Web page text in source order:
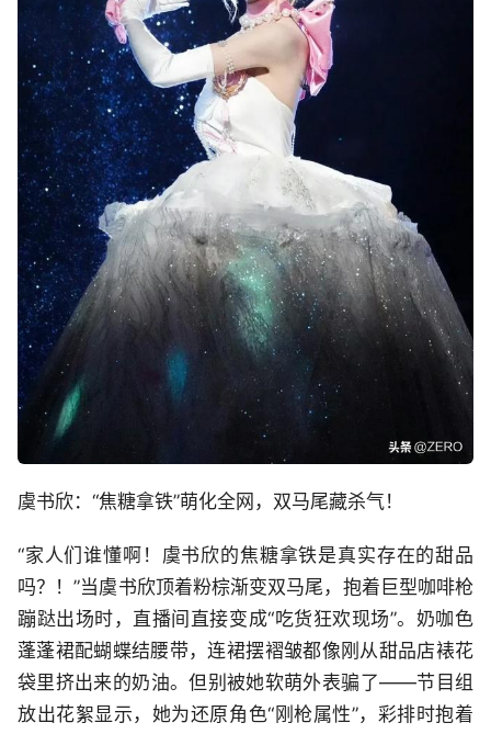
虞书欣：“焦糖拿铁”萌化全网，双马尾藏杀气！
“家人们谁懂啊！虞书欣的焦糖拿铁是真实存在的甜品
吗？！”当虞书欣顶着粉棕渐变双马尾，抱着巨型咖啡枪
蹦跶出场时，直播间直接变成“吃货狂欢现场”。奶咖色
蓬蓬裙配蝴蝶结腰带，连裙摆褶皱都像刚从甜品店裱花
袋里挤出来的奶油。但别被她软萌外表骗了——节目组
放出花絮显示，她为还原角色“刚枪属性”，彩排时抱着